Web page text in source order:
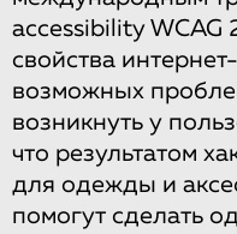
accessibility WCAG
свойства
возможных
возникнуть у
что результатом
для одежды и
помогут сделать